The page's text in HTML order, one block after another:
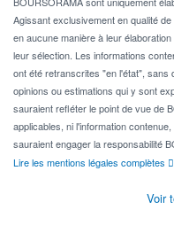
Agissant exclusivement en qualité
en aucune manière à leur
leur sélection. Les informations
ont été retranscrites "en l'état", sans
opinions ou estimations qui y sont
sauraient refléter le point de vue de
applicables, ni l'information
sauraient engager la responsabilité
Lire les mentions légales complètes
Voir